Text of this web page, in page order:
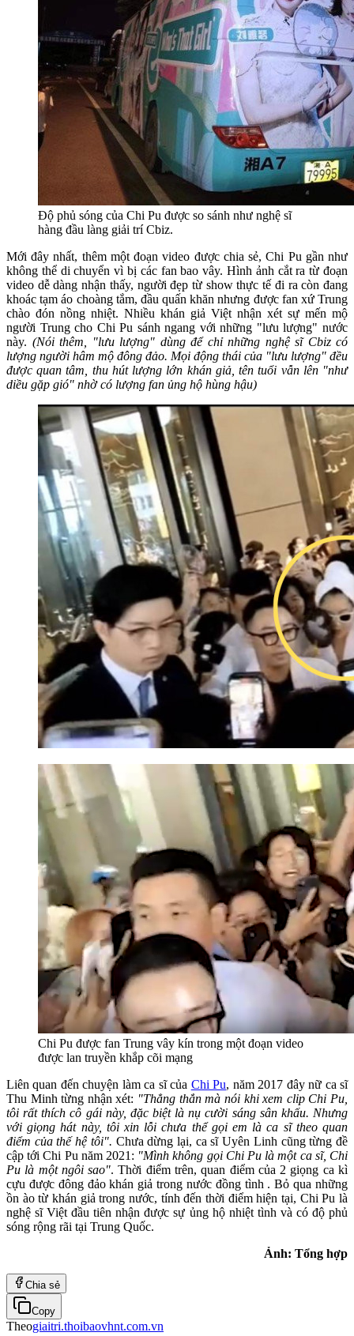
Độ phủ sóng của Chi Pu được so sánh như nghệ sĩ
hàng đầu làng giải trí Cbiz.
Mới đây nhất, thêm một đoạn video được chia sẻ, Chi Pu gần như
không thể di chuyển vì bị các fan bao vây. Hình ảnh cắt ra từ đoạn
video dễ dàng nhận thấy, người đẹp từ show thực tế đi ra còn đang
khoác tạm áo choàng tắm, đầu quấn khăn nhưng được fan xứ Trung
chào đón nồng nhiệt. Nhiều khán giả Việt nhận xét sự mến mộ
người Trung cho Chi Pu sánh ngang với những "lưu lượng" nước
này. (Nói thêm, "lưu lượng" dùng để chỉ những nghệ sĩ Cbiz có
lượng người hâm mộ đông đảo. Mọi động thái của "lưu lượng" đều
được quan tâm, thu hút lượng lớn khán giả, tên tuổi vẫn lên "như
diều gặp gió" nhờ có lượng fan ủng hộ hùng hậu)
Chi Pu được fan Trung vây kín trong một đoạn video
được lan truyền khắp cõi mạng
Liên quan đến chuyện làm ca sĩ của Chi Pu, năm 2017 đây nữ ca sĩ
Thu Minh từng nhận xét: "Thẳng thắn mà nói khi xem clip Chi Pu,
tôi rất thích cô gái này, đặc biệt là nụ cười sáng sân khấu. Nhưng
với giọng hát này, tôi xin lỗi chưa thể gọi em là ca sĩ theo quan
điểm của thế hệ tôi". Chưa dừng lại, ca sĩ Uyên Linh cũng từng đề
cập tới Chi Pu năm 2021: "Mình không gọi Chi Pu là một ca sĩ, Chi
Pu là một ngôi sao". Thời điểm trên, quan điểm của 2 giọng ca kì
cựu được đông đảo khán giả trong nước đồng tình . Bỏ qua những
ồn ào từ khán giả trong nước, tính đến thời điểm hiện tại, Chi Pu là
nghệ sĩ Việt đầu tiên nhận được sự ủng hộ nhiệt tình và có độ phủ
sóng rộng rãi tại Trung Quốc.
Ảnh: Tổng hợp
Chia sẻ
Copy
Theogiaitri.thoibaovhnt.com.vn